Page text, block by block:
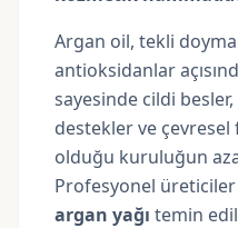
Argan oil, tekli
antioksidanlar
sayesinde cildi
destekler ve
olduğu kuruluğun
Profesyonel
argan yağı temin